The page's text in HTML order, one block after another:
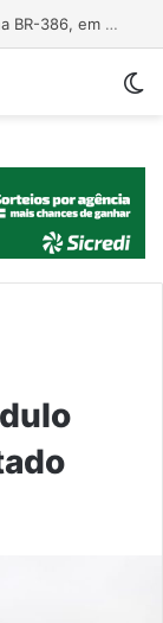
Motociclista morre após colisão traseira na BR-386, em Triunfo